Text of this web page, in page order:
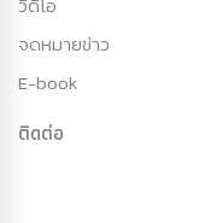
วีดีโอ
จดหมายข่าว
E-book
ติดต่อ